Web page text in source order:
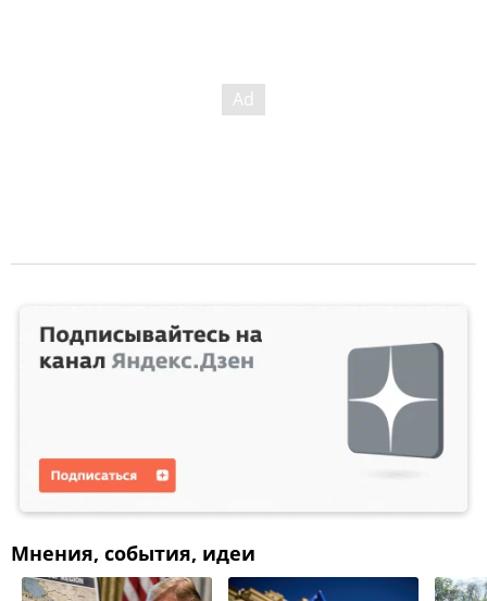
Мнения, события, идеи